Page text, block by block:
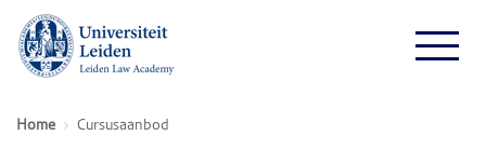
Home Cursusaanbod